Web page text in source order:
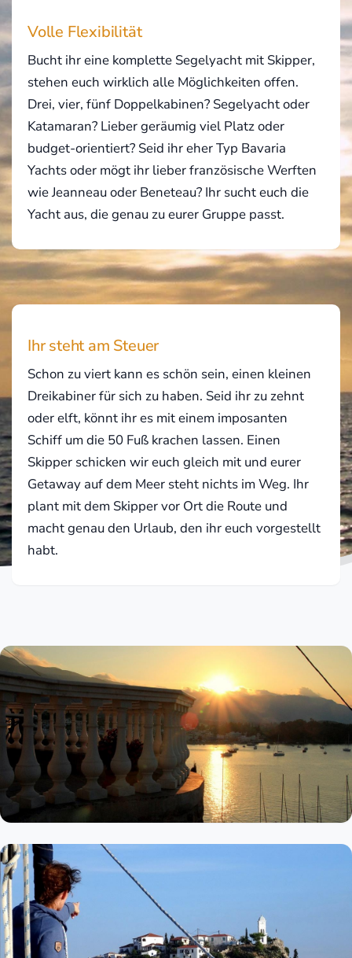
Volle Flexibilität
Bucht ihr eine komplette Segelyacht mit Skipper,
stehen euch wirklich alle Möglichkeiten offen.
Drei, vier, fünf Doppelkabinen? Segelyacht oder
Katamaran? Lieber geräumig viel Platz oder
budget-orientiert? Seid ihr eher Typ Bavaria
Yachts oder mögt ihr lieber französische Werften
wie Jeanneau oder Beneteau? Ihr sucht euch die
Yacht aus, die genau zu eurer Gruppe passt.
Ihr steht am Steuer
Schon zu viert kann es schön sein, einen kleinen
Dreikabiner für sich zu haben. Seid ihr zu zehnt
oder elft, könnt ihr es mit einem imposanten
Schiff um die 50 Fuß krachen lassen. Einen
Skipper schicken wir euch gleich mit und eurer
Getaway auf dem Meer steht nichts im Weg. Ihr
plant mit dem Skipper vor Ort die Route und
macht genau den Urlaub, den ihr euch vorgestellt
habt.